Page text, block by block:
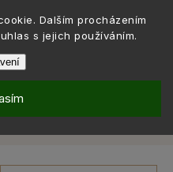
Dalším procházením
s jejich používáním.